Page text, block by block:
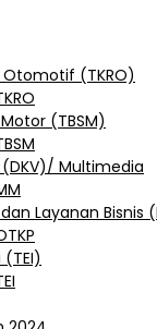
Otomotif (TKRO)
(TBSM)
(DKV)/ Multimedia
Layanan Bisnis